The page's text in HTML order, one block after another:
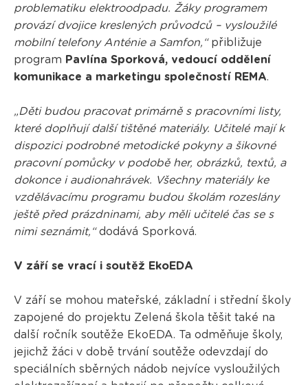
problematiku elektroodpadu. Žáky programem
provází dvojice kreslených průvodců – vysloužilé
mobilní telefony Anténie a Samfon,“přibližuje
program Pavlína Sporková, vedoucí oddělení
komunikace a marketingu společností REMA.
„Děti budou pracovat primárně s pracovními listy,
které doplňují další tištěné materiály. Učitelé mají k
dispozici podrobné metodické pokyny a šikovné
pracovní pomůcky v podobě her, obrázků, textů, a
dokonce i audionahrávek. Všechny materiály ke
vzdělávacímu programu budou školám rozeslány
ještě před prázdninami, aby měli učitelé čas se s
nimi seznámit,“dodává Sporková.
V září se vrací i soutěž EkoEDA
V září se mohou mateřské, základní i střední školy
zapojené do projektu Zelená škola těšit také na
další ročník soutěže EkoEDA. Ta odměňuje školy,
jejichž žáci v době trvání soutěže odevzdají do
speciálních sběrných nádob nejvíce vysloužilých